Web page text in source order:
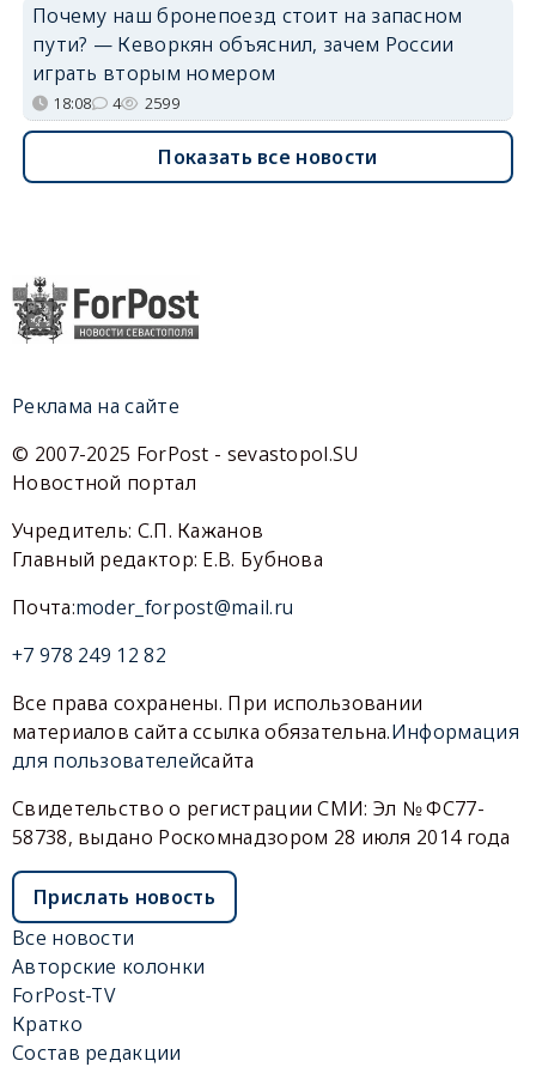
Почему наш бронепоезд стоит на запасном
пути? — Кеворкян объяснил, зачем России
играть вторым номером
18:08 4 2599
Показать все новости
Реклама на сайте
© 2007-2025 ForPost - sevastopol.SU
Новостной портал
Учредитель: С.П. Кажанов
Главный редактор: Е.В. Бубнова
Почта:moder_forpost@mail.ru
+7 978 249 12 82
Все права сохранены. При использовании
материалов сайта ссылка обязательна.Информация
для пользователейсайта
Свидетельство о регистрации СМИ: Эл № ФС77-
58738, выдано Роскомнадзором 28 июля 2014 года
Прислать новость
Все новости
Авторские колонки
ForPost-TV
Кратко
Состав редакции